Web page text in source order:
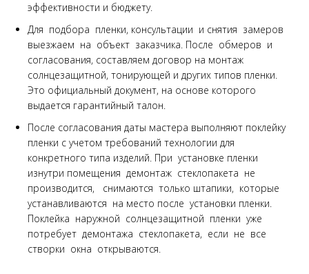
эффективности и бюджету.
Для подбора пленки, консультации и снятия замеров
выезжаем на объект заказчика. После обмеров и
согласования, составляем договор на монтаж
солнцезащитной, тонирующей и других типов пленки.
Это официальный документ, на основе которого
выдается гарантийный талон.
После согласования даты мастера выполняют поклейку
пленки с учетом требований технологии для
конкретного типа изделий. При установке пленки
изнутри помещения демонтаж стеклопакета не
производится, снимаются только штапики, которые
устанавливаются на место после установки пленки.
Поклейка наружной солнцезащитной пленки уже
потребует демонтажа стеклопакета, если не все
створки окна открываются.